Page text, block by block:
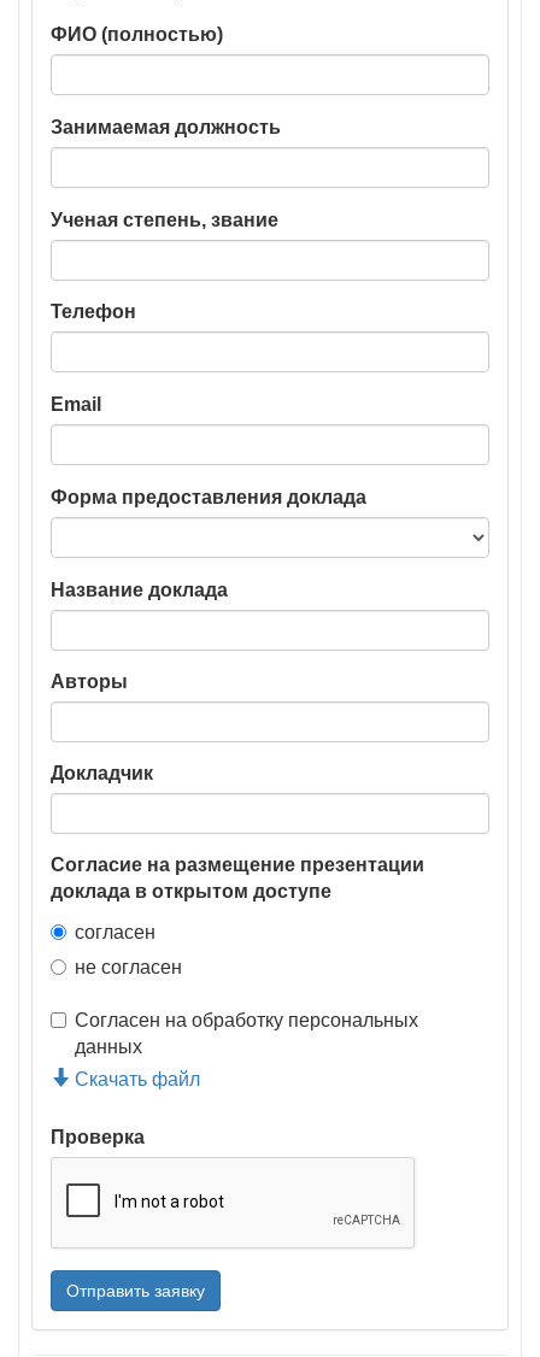
ФИО (полностью)
Занимаемая должность
Ученая степень, звание
Телефон
Email
Форма предоставления доклада
Название доклада
Авторы
Докладчик
Согласие на размещение презентации
доклада в открытом доступе
согласен
не согласен
Согласен на обработку персональных
данных
Скачать файл
Проверка
Отправить заявку